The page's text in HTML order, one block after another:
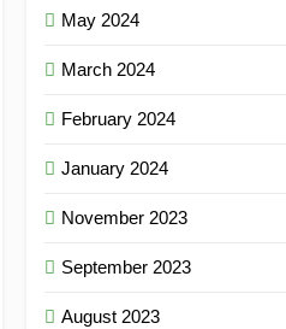
May 2024
March 2024
February 2024
January 2024
November 2023
September 2023
August 2023